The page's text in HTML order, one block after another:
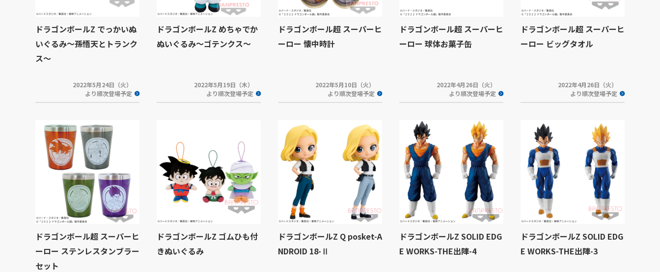
ドラゴンボールZ でっかいぬ
いぐるみ～孫悟天とトランク
ス～
2022年5月24日（火）
より順次登場予定
ドラゴンボールZ めちゃでか
ぬいぐるみ～ゴテンクス～
2022年5月19日（木）
より順次登場予定
ドラゴンボール超 スーパーヒ
ーロー 懐中時計
2022年5月10日（火）
より順次登場予定
ドラゴンボール超 スーパーヒ
ーロー 球体お菓子缶
2022年4月26日（火）
より順次登場予定
ドラゴンボール超 スーパーヒ
ーロー ビッグタオル
2022年4月26日（火）
より順次登場予定
ドラゴンボール超 スーパーヒ
ーロー ステンレスタンブラー
セット
ドラゴンボールZ ゴムひも付
きぬいぐるみ
ドラゴンボールZ Q posket-A
NDROID 18-Ⅱ
ドラゴンボールZ SOLID EDG
E WORKS-THE出陣-4
ドラゴンボールZ SOLID EDG
E WORKS-THE出陣-3